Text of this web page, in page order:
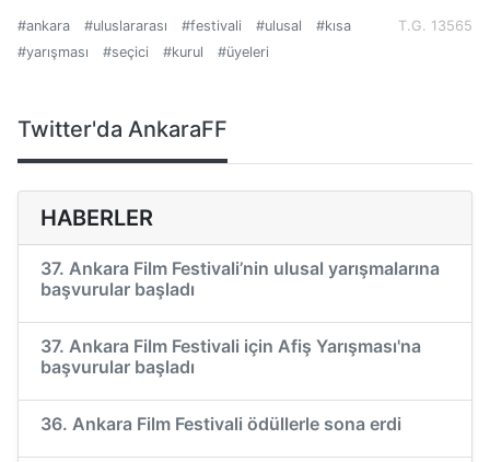
T.G. 13565
#ankara #uluslararası #festivali #ulusal
#kısa
#yarışması
#seçici #kurul #üyeleri
Twitter'da AnkaraFF
HABERLER
37. Ankara Film Festivali’nin ulusal yarışmalarına
başvurular başladı
37. Ankara Film Festivali için Afiş Yarışması'na
başvurular başladı
36. Ankara Film Festivali ödüllerle sona erdi